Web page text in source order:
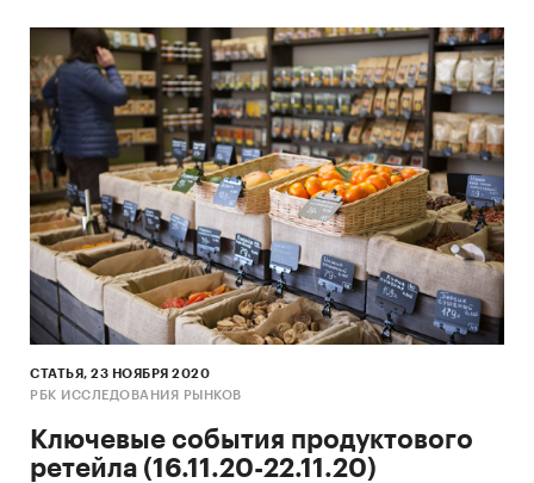
СТАТЬЯ, 23 НОЯБРЯ 2020
РБК ИССЛЕДОВАНИЯ РЫНКОВ
Ключевые события продуктового
ретейла (16.11.20-22.11.20)